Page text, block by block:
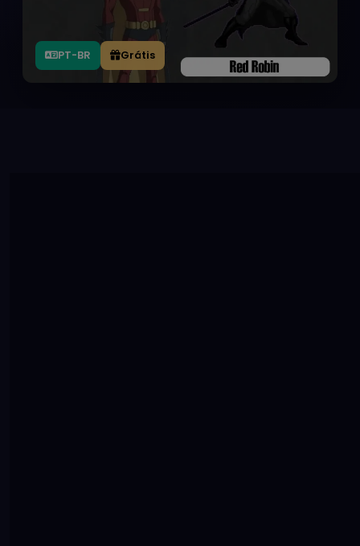
PT-BR Grátis